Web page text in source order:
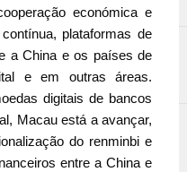
económica e
plataformas de
a China e os países de
e em outras áreas.
digitais de bancos
Macau está a avançar,
do renminbi e
entre a China e